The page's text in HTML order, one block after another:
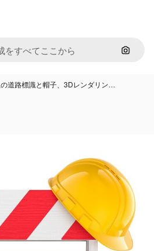
画像で
道路標識と帽子、3Dレンダリン…